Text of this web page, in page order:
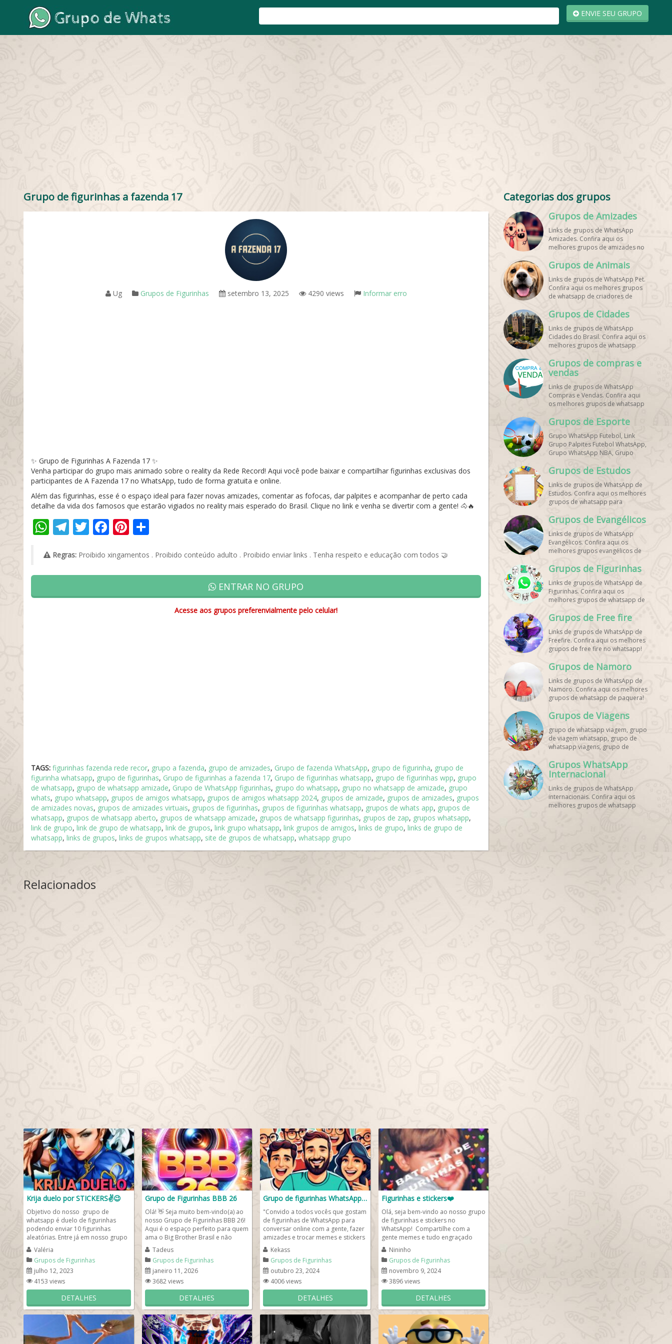
ENVIE SEU GRUPO
Grupo de figurinhas a fazenda 17
Ug Grupos de Figurinhas setembro 13, 2025 4290 views Informar erro
✨ Grupo de Figurinhas A Fazenda 17 ✨
Venha participar do grupo mais animado sobre o reality da Rede Record! Aqui você pode baixar e compartilhar figurinhas exclusivas dos
participantes de A Fazenda 17 no WhatsApp, tudo de forma gratuita e online.
Além das figurinhas, esse é o espaço ideal para fazer novas amizades, comentar as fofocas, dar palpites e acompanhar de perto cada
detalhe da vida dos famosos que estarão vigiados no reality mais esperado do Brasil. Clique no link e venha se divertir com a gente! 🐴🔥
WhatsApp
Telegram
Twitter
Facebook
Pinterest
Regras: Proibido xingamentos . Proibido conteúdo adulto . Proibido enviar links . Tenha respeito e educação com todos 🤝
ENTRAR NO GRUPO
Acesse aos grupos preferenvialmente pelo celular!
TAGS: figurinhas fazenda rede recor, grupo a fazenda, grupo de amizades, Grupo de fazenda WhatsApp, grupo de figurinha, grupo de
figurinha whatsapp, grupo de figurinhas, Grupo de figurinhas a fazenda 17, Grupo de figurinhas whatsapp, grupo de figurinhas wpp, grupo
de whatsapp, grupo de whatsapp amizade, Grupo de WhatsApp figurinhas, grupo do whatsapp, grupo no whatsapp de amizade, grupo
whats, grupo whatsapp, grupos de amigos whatsapp, grupos de amigos whatsapp 2024, grupos de amizade, grupos de amizades, grupos
de amizades novas, grupos de amizades virtuais, grupos de figurinhas, grupos de figurinhas whatsapp, grupos de whats app, grupos de
whatsapp, grupos de whatsapp aberto, grupos de whatsapp amizade, grupos de whatsapp figurinhas, grupos de zap, grupos whatsapp,
link de grupo, link de grupo de whatsapp, link de grupos, link grupo whatsapp, link grupos de amigos, links de grupo, links de grupo de
whatsapp, links de grupos, links de grupos whatsapp, site de grupos de whatsapp, whatsapp grupo
Relacionados
Krija duelo por STICKERS✌️😉
Objetivo do nosso grupo de
whatsapp é duelo de figurinhas
podendo enviar 10 figurinhas
aleatórias. Entre já em nosso grupo
de figurinhas e aproveite para...
Valéria
Grupos de Figurinhas
julho 12, 2023
4153 views
DETALHES
Grupo de Figurinhas BBB 26
Olá! 👋 Seja muito bem-vindo(a) ao
nosso Grupo de Figurinhas BBB 26!
Aqui é o espaço perfeito para quem
ama o Big Brother Brasil e não
perde nenhum...
Tadeus
Grupos de Figurinhas
janeiro 11, 2026
3682 views
DETALHES
Grupo de figurinhas WhatsApp❤️
"Convido a todos vocês que gostam
de figurinhas de WhatsApp para
conversar online com a gente, fazer
amizades e trocar memes e stickers
à vontade em nosso...
Kekass
Grupos de Figurinhas
outubro 23, 2024
4006 views
DETALHES
Figurinhas e stickers❤️
Olá, seja bem-vindo ao nosso grupo
de figurinhas e stickers no
WhatsApp! Compartilhe com a
gente memes e tudo engraçado
para animar o grupo e interagir e...
Nininho
Grupos de Figurinhas
novembro 9, 2024
3896 views
DETALHES
Categorias dos grupos
Grupos de Amizades
Links de grupos de WhatsApp
Amizades. Confira aqui os
melhores grupos de amizades no
Grupos de Animais
Links de grupos de WhatsApp Pet.
Confira aqui os melhores grupos
de whatsapp de criadores de
Grupos de Cidades
Links de grupos de WhatsApp
Cidades do Brasil. Confira aqui os
melhores grupos de whatsapp
Grupos de compras e
vendas
Links de grupos de WhatsApp
Compras e Vendas. Confira aqui
os melhores grupos de whatsapp
Grupos de Esporte
Grupo WhatsApp Futebol, Link
Grupo Palpites Futebol WhatsApp,
Grupo WhatsApp NBA, Grupo
WhatsApp Treino, Grupo
WhatsApp Notícias Esportes,
Grupo de Debates Esportivos
WhatsApp, Grupo de Torcedores
[Nome do Time] WhatsApp, Link
Grupo WhatsApp Dicas de Treino,
Grupo WhatsApp Futebol Ao Vivo.
Grupo WhatsApp Esporte, Grupos
de Esporte WhatsApp, WhatsApp
Esportes, Comunidade Esportiva
WhatsApp, Link Grupo WhatsApp
Esporte. Link Grupo WhatsApp
Esporte, Grupo WhatsApp Futebol,
Link Grupo Palpites Futebol
WhatsApp, Grupo WhatsApp NBA,
Grupos de Estudos
Links de grupos de WhatsApp de
Estudos. Confira aqui os melhores
grupos de whatsapp para
Grupos de Evangélicos
Links de grupos de WhatsApp
Evangélicos. Confira aqui os
melhores grupos evangélicos de
Grupos de Figurinhas
Links de grupos de WhatsApp de
Figurinhas. Confira aqui os
melhores grupos de whatsapp de
Grupos de Free fire
Links de grupos de WhatsApp de
Freefire. Confira aqui os melhores
grupos de free fire no whatsapp!
Grupos de Namoro
Links de grupos de WhatsApp de
Namoro. Confira aqui os melhores
grupos de whatsapp de paquera!
Grupos de Viagens
grupo de whatsapp viagem, grupo
de viagem whatsapp, grupo de
whatsapp viagens, grupo de
viagem barata whatsapp, grupo de
mochileiros whatsapp, grupo de
excursão whatsapp, grupo de
viagem em grupo whatsapp, grupo
de viagens nacionais whatsapp,
Grupos WhatsApp
Internacional
Links de grupos de WhatsApp
internacionais. Confira aqui os
melhores grupos de whatsapp